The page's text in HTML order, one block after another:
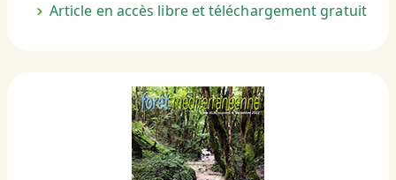
Article en accès libre et téléchargement gratuit